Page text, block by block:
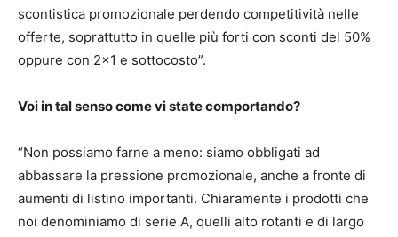
scontistica promozionale perdendo competitività nelle
offerte, soprattutto in quelle più forti con sconti del 50%
oppure con 2×1 e sottocosto”.
Voi in tal senso come vi state comportando?
“Non possiamo farne a meno: siamo obbligati ad
abbassare la pressione promozionale, anche a fronte di
aumenti di listino importanti. Chiaramente i prodotti che
noi denominiamo di serie A, quelli alto rotanti e di largo